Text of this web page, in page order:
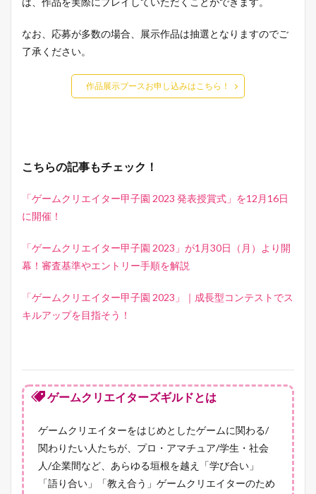
なお、応募が多数の場合、展示作品は抽選となりますのでご
了承ください。
作品展示ブースお申し込みはこちら！
こちらの記事もチェック！
「ゲームクリエイター甲子園 2023 発表授賞式」を12月16日
に開催！
「ゲームクリエイター甲子園 2023」が1月30日（月）より開
幕！審査基準やエントリー手順を解説
「ゲームクリエイター甲子園 2023」｜成長型コンテストでス
キルアップを目指そう！
ゲームクリエイターズギルドとは
ゲームクリエイターをはじめとしたゲームに関わる/
関わりたい人たちが、プロ・アマチュア/学生・社会
人/企業間など、あらゆる垣根を越え「学び合い」
「語り合い」「教え合う」ゲームクリエイターのため